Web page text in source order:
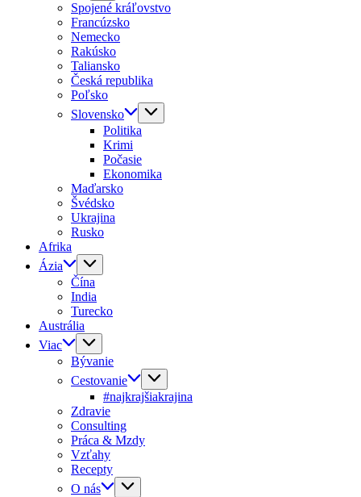
Spojené kráľovstvo
Francúzsko
Nemecko
Rakúsko
Taliansko
Česká republika
Poľsko
Slovensko
Politika
Krimi
Počasie
Ekonomika
Maďarsko
Švédsko
Ukrajina
Rusko
Afrika
Ázia
Čína
India
Turecko
Austrália
Viac
Bývanie
Cestovanie
#najkrajšiakrajina
Zdravie
Consulting
Práca & Mzdy
Vzťahy
Recepty
O nás